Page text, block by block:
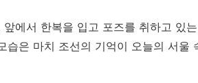
에서 한복을 입고 포즈를 취하고 있
습은 마치 조선의 기억이 오늘의 서울